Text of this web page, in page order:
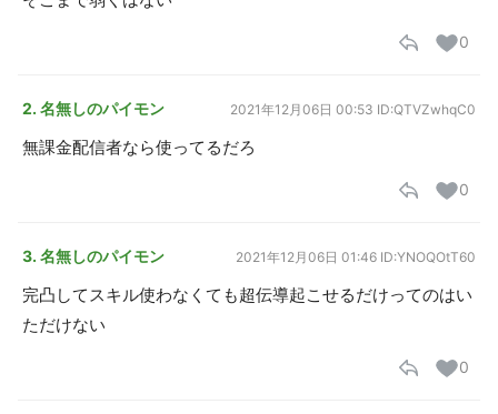
0
2. 名無しのパイモン 2021年12月06日 00:53 ID:QTVZwhqC0
無課金配信者なら使ってるだろ
0
3. 名無しのパイモン 2021年12月06日 01:46 ID:YNOQOtT60
完凸してスキル使わなくても超伝導起こせるだけってのはい
ただけない
0